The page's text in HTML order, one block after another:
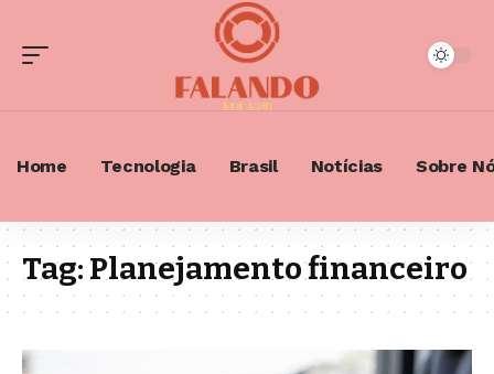
Home Tecnologia Brasil Notícias Sobre
Tag:Planejamento financeiro